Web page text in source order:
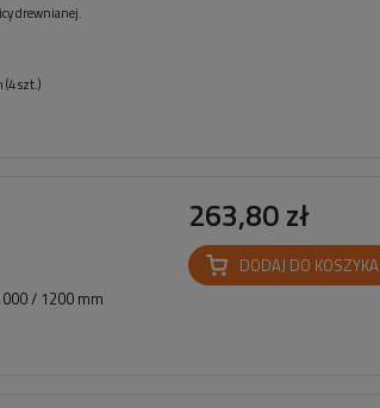
drewnianej.
(4 szt.)
/ 1200 mm
263,80 zł
DODAJ DO KOSZYKA